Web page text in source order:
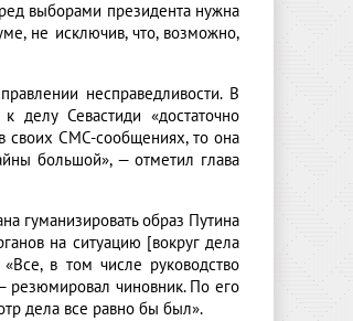
выборами президента ​нужна
не исключив, что, возможно,
несправедливости. В
делу Севастиди «достаточно
своих СМС-сообщениях, то она
большой», — отметил глава
гуманизировать образ Путина
на ситуацию [вокруг дела
в том числе руководство
резюмировал чиновник. По его
дела все равно бы был».